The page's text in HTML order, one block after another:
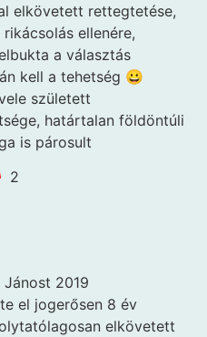
elkövetett rettegtetése,
ellenére,
a választás
kell a tehetség 😀
született
határtalan földöntúli
is párosult
2
2019
el jogerősen 8 év
elkövetett